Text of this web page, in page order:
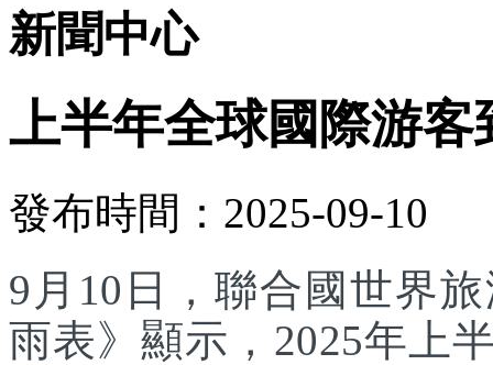
新聞中心
上半年全球國際游
發布時間：2025-09-10
9月10日，聯合國世界
雨表》顯示，2025年上